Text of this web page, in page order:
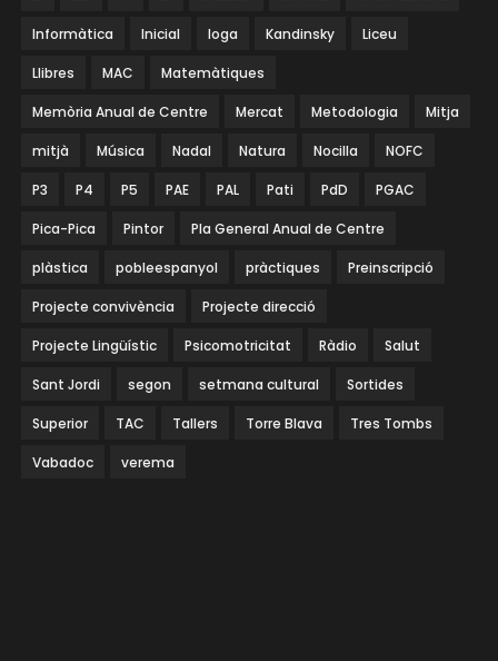
Informàtica Inicial Ioga Kandinsky Liceu
Llibres MAC Matemàtiques
Memòria Anual de Centre Mercat Metodologia Mitja
mitjà Música Nadal Natura Nocilla NOFC
P3 P4 P5 PAE PAL Pati PdD PGAC
Pica-Pica Pintor Pla General Anual de Centre
plàstica pobleespanyol pràctiques Preinscripció
Projecte convivència Projecte direcció
Projecte Lingüístic Psicomotricitat Ràdio Salut
Sant Jordi segon setmana cultural Sortides
Superior TAC Tallers Torre Blava Tres Tombs
Vabadoc verema